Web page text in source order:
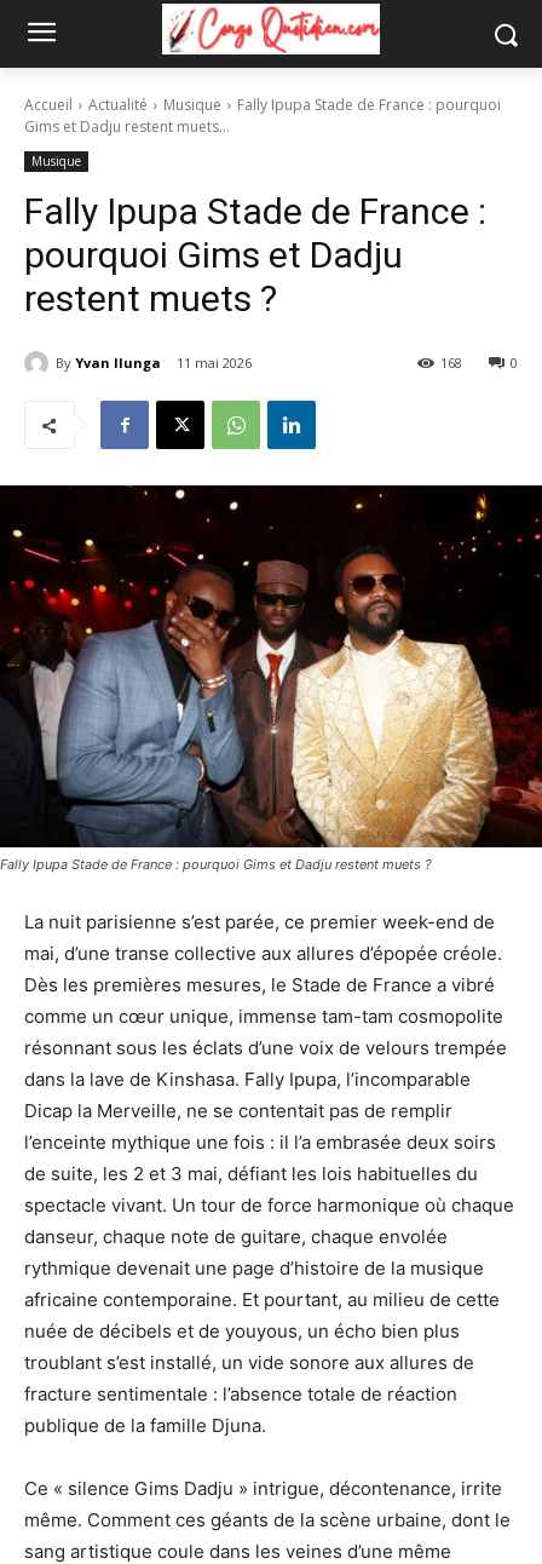
Accueil Actualité Musique
Fally Ipupa Stade de France : pourquoi
Gims et Dadju restent muets...
Musique
Fally Ipupa Stade de France :
pourquoi Gims et Dadju
restent muets ?
By Yvan Ilunga 11 mai 2026 0
168
Fally Ipupa Stade de France : pourquoi Gims et Dadju restent muets ?
La nuit parisienne s’est parée, ce premier week-end de
mai, d’une transe collective aux allures d’épopée créole.
Dès les premières mesures, le Stade de France a vibré
comme un cœur unique, immense tam-tam cosmopolite
résonnant sous les éclats d’une voix de velours trempée
dans la lave de Kinshasa. Fally Ipupa, l’incomparable
Dicap la Merveille, ne se contentait pas de remplir
l’enceinte mythique une fois : il l’a embrasée deux soirs
de suite, les 2 et 3 mai, défiant les lois habituelles du
spectacle vivant. Un tour de force harmonique où chaque
danseur, chaque note de guitare, chaque envolée
rythmique devenait une page d’histoire de la musique
africaine contemporaine. Et pourtant, au milieu de cette
nuée de décibels et de youyous, un écho bien plus
troublant s’est installé, un vide sonore aux allures de
fracture sentimentale : l’absence totale de réaction
publique de la famille Djuna.
Ce « silence Gims Dadju » intrigue, décontenance, irrite
même. Comment ces géants de la scène urbaine, dont le
sang artistique coule dans les veines d’une même